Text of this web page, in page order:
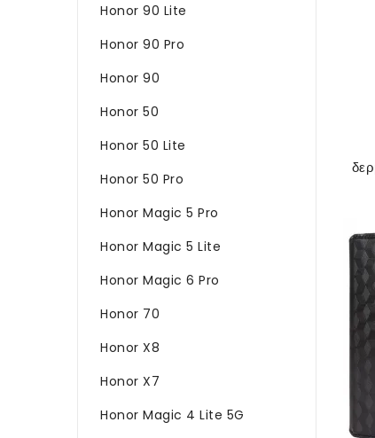
Honor 90 Lite
Honor 90 Pro
Honor 90
Honor 50
Honor 50 Lite
Honor 50 Pro
Honor Magic 5 Pro
Honor Magic 5 Lite
Honor Magic 6 Pro
Honor 70
Honor X8
Honor X7
Honor Magic 4 Lite 5G